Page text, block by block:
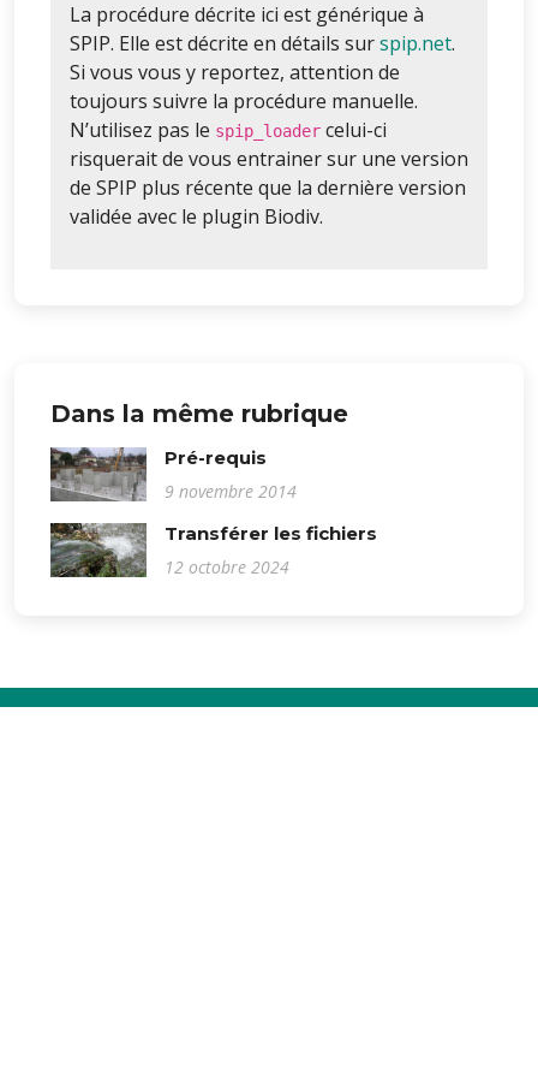
La procédure décrite ici est générique à
SPIP. Elle est décrite en détails surspip.net.
Si vous vous y reportez, attention de
toujours suivre la procédure manuelle.
N’utilisez pas le spip_loader celui-ci
risquerait de vous entrainer sur une version
de SPIP plus récente que la dernière version
validée avec le plugin Biodiv.
Dans la même rubrique
Pré-requis
9 novembre 2014
Transférer les fichiers
12 octobre 2024